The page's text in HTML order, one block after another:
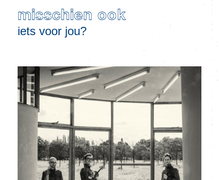
misschien ook
iets voor jou?